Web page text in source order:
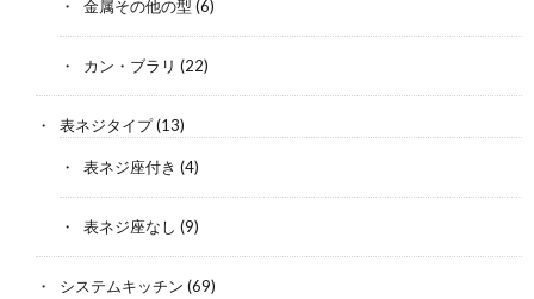
金属その他の型 (6)
カン・ブラリ (22)
表ネジタイプ(13)
表ネジ座付き (4)
表ネジ座なし (9)
システムキッチン (69)